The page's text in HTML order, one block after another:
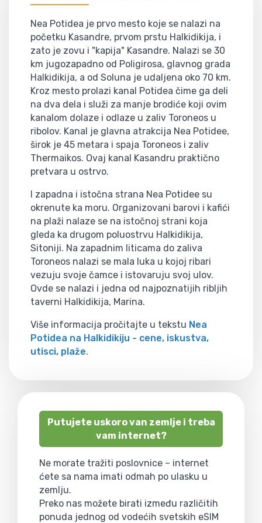
Nea Potidea je prvo mesto koje se nalazi na
početku Kasandre, prvom prstu Halkidikija, i
zato je zovu i "kapija" Kasandre. Nalazi se 30
km jugozapadno od Poligirosa, glavnog grada
Halkidikija, a od Soluna je udaljena oko 70 km.
Kroz mesto prolazi kanal Potidea čime ga deli
na dva dela i služi za manje brodiće koji ovim
kanalom dolaze i odlaze u zaliv Toroneos u
ribolov. Kanal je glavna atrakcija Nea Potidee,
širok je 45 metara i spaja Toroneos i zaliv
Thermaikos. Ovaj kanal Kasandru praktično
pretvara u ostrvo.
I zapadna i istočna strana Nea Potidee su
okrenute ka moru. Organizovani barovi i kafići
na plaži nalaze se na istočnoj strani koja
gleda ka drugom poluostrvu Halkidikija,
Sitoniji. Na zapadnim liticama do zaliva
Toroneos nalazi se mala luka u kojoj ribari
vezuju svoje čamce i istovaruju svoj ulov.
Ovde se nalazi i jedna od najpoznatijih ribljih
taverni Halkidikija, Marina.
Više informacija pročitajte u tekstu Nea
Potidea na Halkidikiju - cene, iskustva,
utisci, plaže.
Putujete uskoro van zemlje i treba
vam internet?
Ne morate tražiti poslovnice – internet
ćete sa nama imati odmah po ulasku u
zemlju.
Preko nas možete birati između različitih
ponuda jednog od vodećih svetskih eSIM